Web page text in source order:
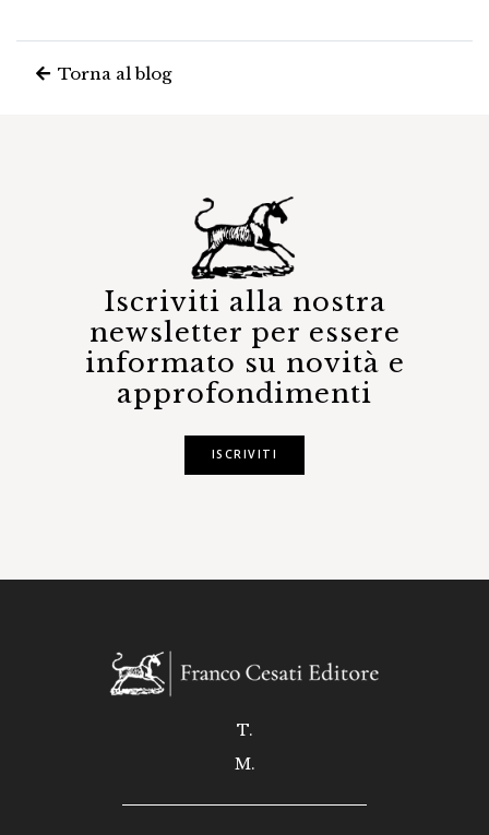
Torna al blog
Iscriviti alla nostra
newsletter per essere
informato su novità e
approfondimenti
ISCRIVITI
T.
M.